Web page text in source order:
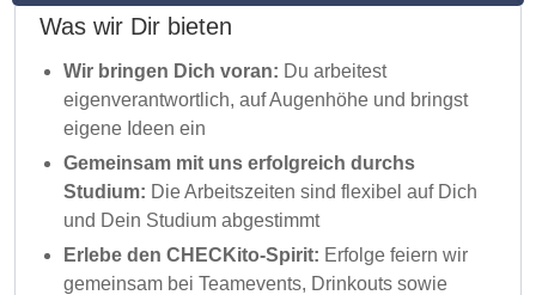
Was wir Dir bieten
Wir bringen Dich voran: Du arbeitest
eigenverantwortlich, auf Augenhöhe und bringst
eigene Ideen ein
Gemeinsam mit uns erfolgreich durchs
Studium: Die Arbeitszeiten sind flexibel auf Dich
und Dein Studium abgestimmt
Erlebe den CHECKito-Spirit: Erfolge feiern wir
gemeinsam bei Teamevents, Drinkouts sowie